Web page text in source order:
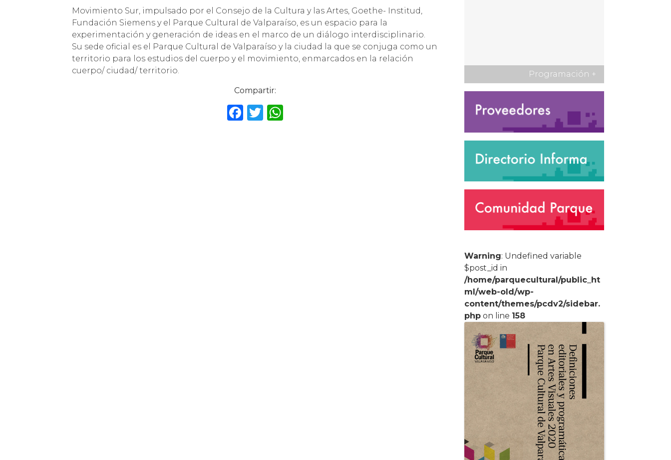
Movimiento Sur, impulsado por el Consejo de la Cultura y las Artes, Goethe- Institud,
Fundación Siemens y el Parque Cultural de Valparaíso, es un espacio para la
experimentación y generación de ideas en el marco de un diálogo interdisciplinario.
Su sede oficial es el Parque Cultural de Valparaíso y la ciudad la que se conjuga como un
territorio para los estudios del cuerpo y el movimiento, enmarcados en la relación
cuerpo/ ciudad/ territorio.
Compartir:
F T W
Programación +
Warning: Undefined variable
$post_id in
/home/parquecultural/public_ht
ml/web-old/wp-
content/themes/pcdv2/sidebar.
php on line 158